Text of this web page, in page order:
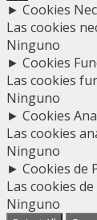
► Cookies
Las cookies
Ninguno
► Cookies
Las cookies
Ninguno
► Cookies
Las cookies
Ninguno
► Cookies de
Las cookies
Ninguno